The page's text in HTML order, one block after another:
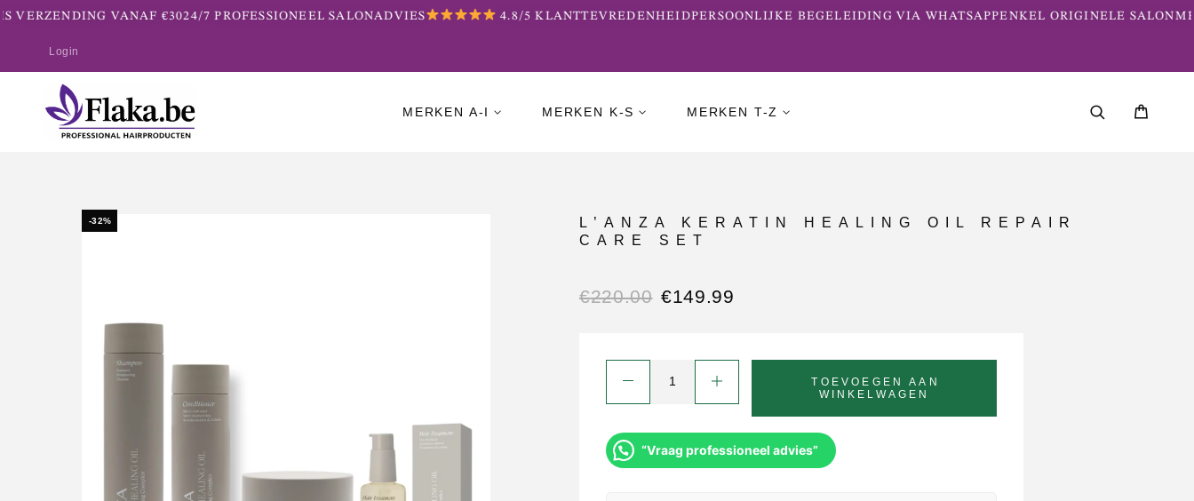
VERZENDING VANAF €3024/7 PROFESSIONEEL SALONADVIES 4.8/5 KLANTTEVREDENHEIDPERSOONLIJKE BEGELEIDING VIA WHATSAPPENKEL ORIGINELE
Login
MERKEN A-I MERKEN K-S MERKEN T-Z
-32%
L’ANZA KERATIN HEALING OIL REPAIR
CARE SET
€220.00 €149.99
TOEVOEGEN AAN
WINKELWAGEN
“Vraag professioneel advies”